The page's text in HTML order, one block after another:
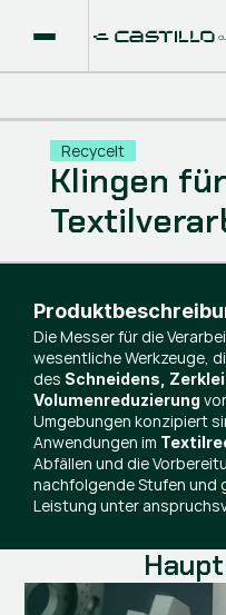
Die Messer für die
wesentliche Werkzeuge,
des Schneidens,
Volumenreduzierung
Umgebungen konzipiert
Anwendungen im
Abfällen und die
nachfolgende Stufen und
Leistung unter
Klingen
Recycelt